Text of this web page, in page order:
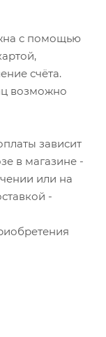
с помощью
счёта.
возможно
зависит
в магазине -
или на
-